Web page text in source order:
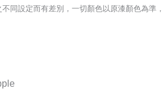
同設定而有差別，一切顏色以原漆顏色為準，